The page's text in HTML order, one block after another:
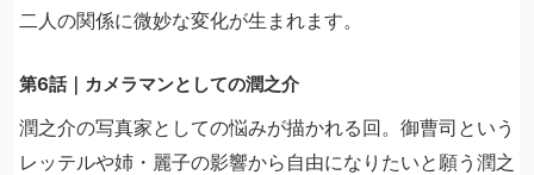
二人の関係に微妙な変化が生まれます。
第6話｜カメラマンとしての潤之介
潤之介の写真家としての悩みが描かれる回。御曹司という
レッテルや姉・麗子の影響から自由になりたいと願う潤之